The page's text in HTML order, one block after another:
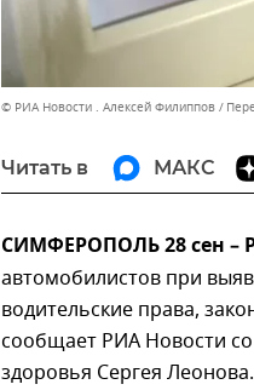
© РИА Новости . Алексей Филиппов
Читать в МАКС
СИМФЕРОПОЛЬ 28 сен –
автомобилистов при
водительские права,
сообщает РИА Новости
здоровья Сергея Леонова.